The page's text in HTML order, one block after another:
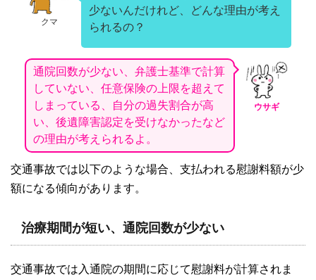
クマ
少ないんだけれど、どんな理由が考え
られるの？
ウサギ
通院回数が少ない、弁護士基準で計算
していない、任意保険の上限を超えて
しまっている、自分の過失割合が高
い、後遺障害認定を受けなかったなど
の理由が考えられるよ。
交通事故では以下のような場合、支払われる慰謝料額が少
額になる傾向があります。
治療期間が短い、通院回数が少ない
交通事故では入通院の期間に応じて慰謝料が計算されま